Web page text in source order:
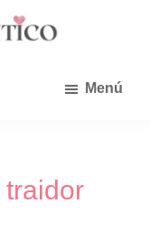
Menú